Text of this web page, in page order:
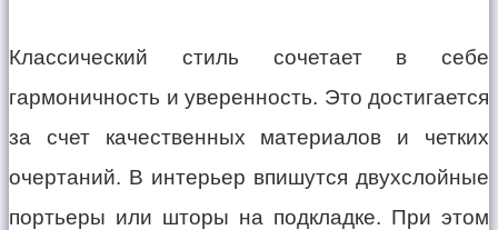
Классический стиль сочетает в себе
гармоничность и уверенность. Это достигается
за счет качественных материалов и четких
очертаний. В интерьер впишутся двухслойные
портьеры или шторы на подкладке. При этом